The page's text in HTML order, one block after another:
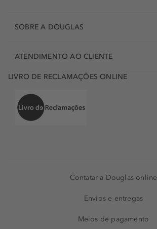
SOBRE A DOUGLAS
ATENDIMENTO AO CLIENTE
LIVRO DE RECLAMAÇÕES ONLINE
Contatar a Douglas online
Envios e entregas
Meios de pagamento